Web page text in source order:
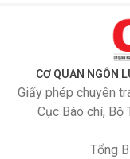
CƠ QUAN NGÔN
Giấy phép chuyên
Cục Báo chí, Bộ
Tổng